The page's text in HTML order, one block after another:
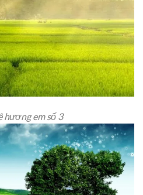
hương em số 3